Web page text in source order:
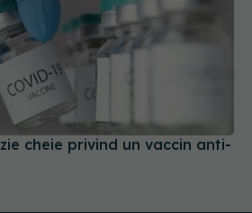
cheie privind un vaccin anti-